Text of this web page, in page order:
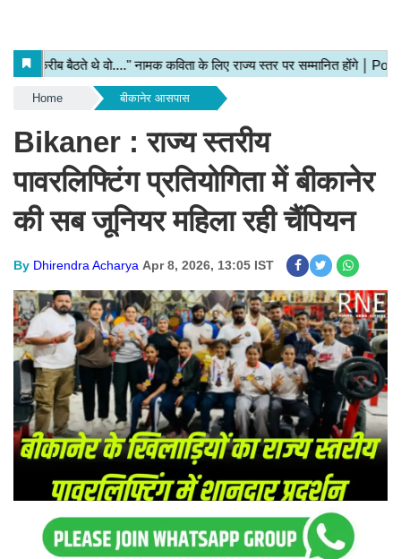
Home बीकानेर आसपास
Bikaner : राज्य स्तरीय
पावरलिफ्टिंग प्रतियोगिता में बीकानेर
की सब जूनियर महिला रही चैंपियन
By Dhirendra Acharya Apr 8, 2026, 13:05 IST